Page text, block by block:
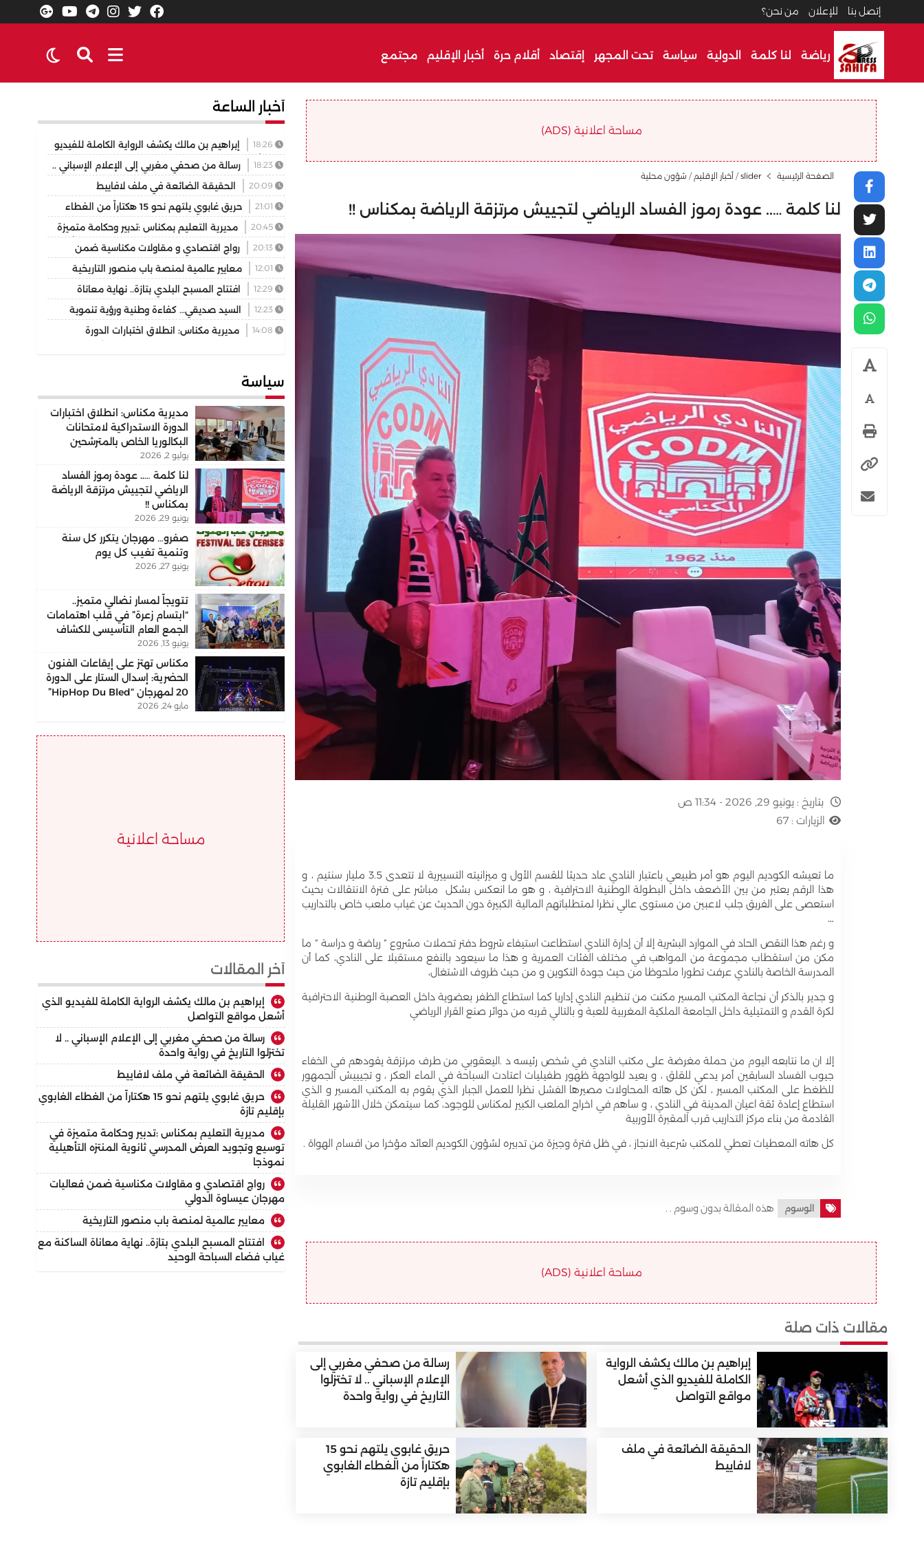
إتصل بنا للإعلان من نحن؟
رياضة لنا كلمة الدولية سياسة تحت المجهر إقتصاد أقلام حرة أخبار الإقليم مجتمع
مساحة اعلانية (ADS)
الصفحة الرئيسية slider
/ أخبار الإقليم/ شؤون محلية
لنا كلمة ….. عودة رموز الفساد الرياضي لتجييش مرتزقة الرياضة بمكناس !!
بتاريخ : يونيو 29, 2026 - 11:34 ص
الزيارات : 67
ما تعيشه الكوديم اليوم هو أمر طبيعي باعتبار النادي عاد حديثا للقسم الأول و ميزانيته التسييرية لا تتعدى 3.5 مليار سنتيم ، و
هذا الرقم يعتبر من بين الأضعف داخل البطولة الوطنية الاحترافية ، و هو ما انعكس بشكل مباشر على فترة الانتقالات بحيث
استعصى على الفريق جلب لاعبين من مستوى عالي نظرا لمتطلباتهم المالية الكبيرة دون الحديث عن غياب ملعب خاص بالتداريب
…
و رغم هذا النقص الحاد في الموارد البشرية إلا أن إدارة النادي استطاعت استيفاء شروط دفتر تحملات مشروع ” رياضة و دراسة ” ما
مكن من استقطاب مجموعة من المواهب في مختلف الفئات العمرية و هذا ما سيعود بالنفع مستقبلا على النادي، كما أن
المدرسة الخاصة بالنادي عرفت تطورا ملحوظا من حيث جودة التكوين و من حيث ظروف الاشتغال،
و جدير بالذكر أن نجاعة المكتب المسير مكنت من تنظيم النادي إداريا كما استطاع الظفر بعضوية داخل العصبة الوطنية الاحترافية
لكرة القدم و التمتيلية داخل الجامعة الملكية المغربية للعبة و بالتالي قربه من دوائر صنع القرار الرياضي
إلا ان ما نتابعه اليوم من حملة مغرضة على مكتب النادي في شخص رئيسه د .اليعقوبي من طرف مرتزقة يقودهم في الخفاء
جيوب الفساد السابقين أمر يدعي للقلق ، و يعيد للواجهة ظهور طفيليات اعتادت السباحة في الماء العكر ، و تجيييش الجمهور
للظغط على المكتب المسير ، لكن كل هاته المحاولات مصيرها الفشل نظرا للعمل الجبار الذي يقوم به المكتب المسير و الذي
استطاع إعادة ثقة اعيان المدينة في النادي ، و ساهم في اخراج الملعب الكبير لمكناس للوجود، كما سيتمكن خلال الأشهر القليلة
القادمة من بناء مركز التداريب قرب المقبرة الأوربية
كل هاته المعطيات تعطي للمكتب شرعية الانجاز ، في ظل فترة وجيزة من تدبيره لشؤون الكوديم العائد مؤخرا من اقسام الهواة .
الوسوم هذه المقالة بدون وسوم . .
مساحة اعلانية (ADS)
مقالات ذات صلة
إبراهيم بن مالك يكشف الرواية
الكاملة للفيديو الذي أشعل
مواقع التواصل
رسالة من صحفي مغربي إلى
الإعلام الإسباني .. لا تختزلوا
التاريخ في رواية واحدة
الحقيقة الضائعة في ملف
لافاييط
حريق غابوي يلتهم نحو 15
هكتاراً من الغطاء الغابوي
بإقليم تازة
أخبار الساعة
18:26
إبراهيم بن مالك يكشف الرواية الكاملة للفيديو
الذي أشعل مواقع التواصل
18:23
رسالة من صحفي مغربي إلى الإعلام الإسباني ..
لا تختزلوا التاريخ في رواية واحدة
20:09 الحقيقة الضائعة في ملف لافاييط
21:01
حريق غابوي يلتهم نحو 15 هكتاراً من الغطاء
الغابوي بإقليم تازة
20:45
مديرية التعليم بمكناس :تدبير وحكامة متميزة
في توسيع وتجويد العرض المدرسي ثانوية المنتزه التأهيلية
نموذجا
20:13
رواج اقتصادي و مقاولات مكناسية ضمن
فعاليات مهرجان عيساوة الدولي
12:01 معايير عالمية لمنصة باب منصور التاريخية
12:29
افتتاح المسبح البلدي بتازة.. نهاية معاناة
الساكنة مع غياب فضاء السباحة الوحيد
12:23
السيد صديقي… كفاءة وطنية ورؤية تنموية
تقود رهان التجمع الوطني للأحرار بإقليم بركان
14:08
مديرية مكناس: انطلاق اختبارات الدورة
سياسة
مديرية مكناس: انطلاق اختبارات
الدورة الاستدراكية لامتحانات
البكالوريا الخاص بالمترشحين
الممدرسين والأحرار دورة 2026
يوليو 2, 2026
لنا كلمة ….. عودة رموز الفساد
الرياضي لتجييش مرتزقة الرياضة
بمكناس !!
يونيو 29, 2026
صفرو… مهرجان يتكرر كل سنة
وتنمية تغيب كل يوم
يونيو 27, 2026
تتويجاً لمسار نضالي متميز..
“ابتسام زعرة” في قلب اهتمامات
الجمع العام التأسيسي للكشاف
التجمعي بمكناس
يونيو 13, 2026
مكناس تهتز على إيقاعات الفنون
الحضرية: إسدال الستار على الدورة
20 لمهرجان “HipHop Du Bled”
مايو 24, 2026
مساحة اعلانية
أخر المقالات
إبراهيم بن مالك يكشف الرواية الكاملة للفيديو الذي
أشعل مواقع التواصل
رسالة من صحفي مغربي إلى الإعلام الإسباني .. لا
تختزلوا التاريخ في رواية واحدة
الحقيقة الضائعة في ملف لافاييط
حريق غابوي يلتهم نحو 15 هكتاراً من الغطاء الغابوي
بإقليم تازة
مديرية التعليم بمكناس :تدبير وحكامة متميزة في
توسيع وتجويد العرض المدرسي ثانوية المنتزه التأهيلية
نموذجا
رواج اقتصادي و مقاولات مكناسية ضمن فعاليات
مهرجان عيساوة الدولي
معايير عالمية لمنصة باب منصور التاريخية
افتتاح المسبح البلدي بتازة.. نهاية معاناة الساكنة مع
غياب فضاء السباحة الوحيد